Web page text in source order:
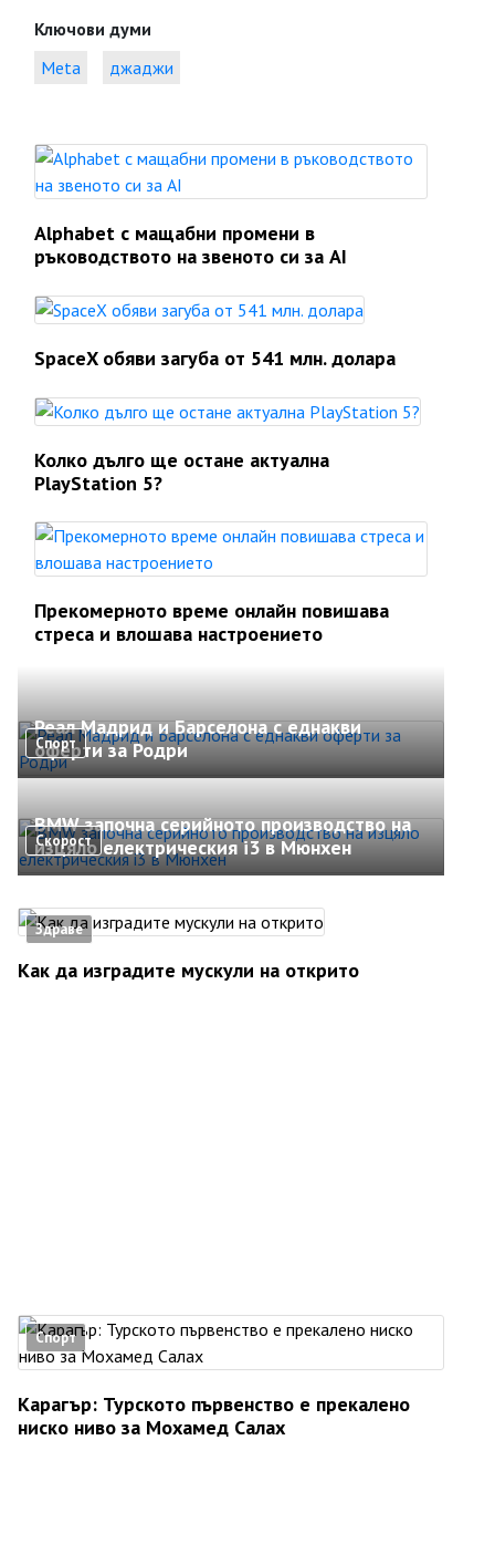
Ключови думи
Meta
джаджи
Alphabet с мащабни промени в
ръководството на звеното си за AI
SpaceX обяви загуба от 541 млн. долара
Колко дълго ще остане актуална
PlayStation 5?
Прекомерното време онлайн повишава
стреса и влошава настроението
Спорт
Реал Мадрид и Барселона с еднакви
оферти за Родри
Скорост
BMW започна серийното производство на
изцяло електрическия i3 в Мюнхен
Здраве
Как да изградите мускули на открито
Спорт
Карагър: Турското първенство е прекалено
ниско ниво за Мохамед Салах